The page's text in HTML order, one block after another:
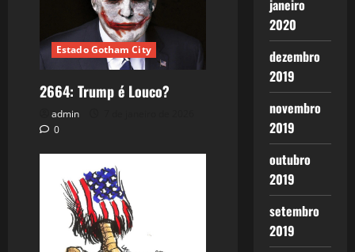
Estado Gotham City
2664: Trump é Louco?
admin
0
janeiro
2020
dezembro
2019
novembro
2019
outubro
2019
setembro
2019